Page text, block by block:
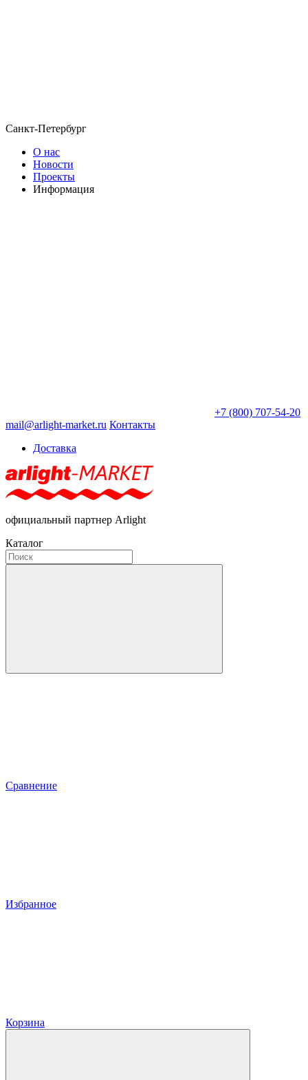
Санкт-Петербург
О нас
Новости
Проекты
Информация
+7 (800) 707-54-20
mail@arlight-market.ru Контакты
Доставка
официальный партнер Arlight
Каталог
Сравнение
Избранное
Корзина